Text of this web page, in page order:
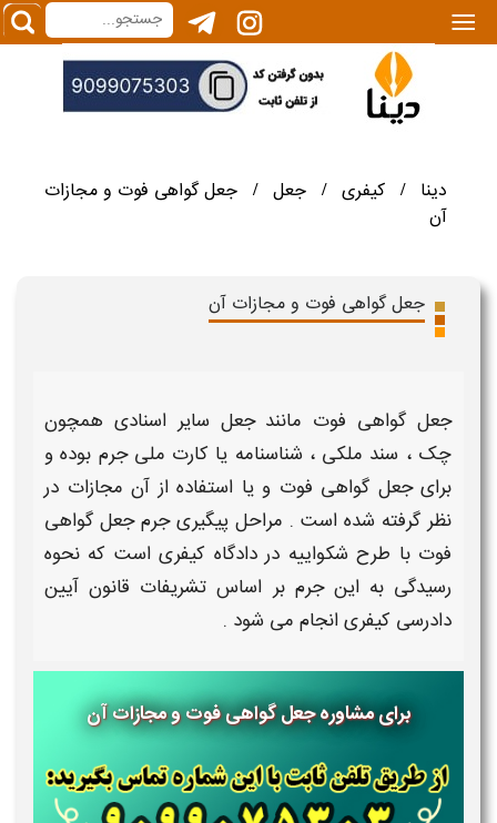
|||
دینا / کیفری / جعل /
جعل گواهی فوت و مجازات
آن
جعل گواهی فوت و مجازات آن
جعل گواهی فوت مانندجعل سایر اسنادی همچون
چک ، سند ملکی ، شناسنامه یا کارت ملیجرم بوده و
برای جعل گواهی فوت و یا استفاده از آن مجازات در
نظر گرفته شده است . مراحل پیگیری جرم جعل گواهی
فوت با طرح شکواییه در دادگاه کیفری است که نحوه
رسیدگیبه اینجرمبر اساس تشریفات قانون آیین
دادرسی کیفری انجام می شود .
برای مشاوره جعل گواهی فوت و مجازات آن